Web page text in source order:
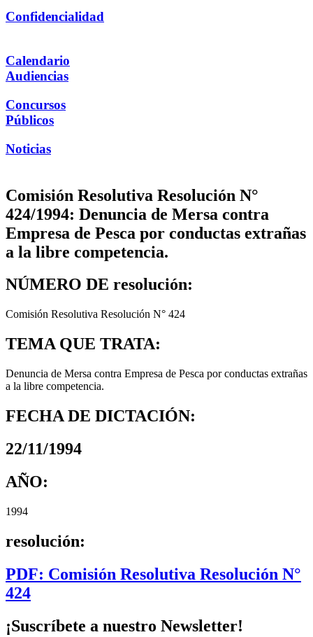
Confidencialidad
Calendario
Audiencias
Concursos
Públicos
Noticias
Comisión Resolutiva Resolución N°
424/1994: Denuncia de Mersa contra
Empresa de Pesca por conductas extrañas
a la libre competencia.
NÚMERO DE resolución:
Comisión Resolutiva Resolución N° 424
TEMA QUE TRATA:
Denuncia de Mersa contra Empresa de Pesca por conductas extrañas
a la libre competencia.
FECHA DE DICTACIÓN:
22/11/1994
AÑO:
1994
resolución:
PDF: Comisión Resolutiva Resolución N°
424
¡Suscríbete a nuestro Newsletter!